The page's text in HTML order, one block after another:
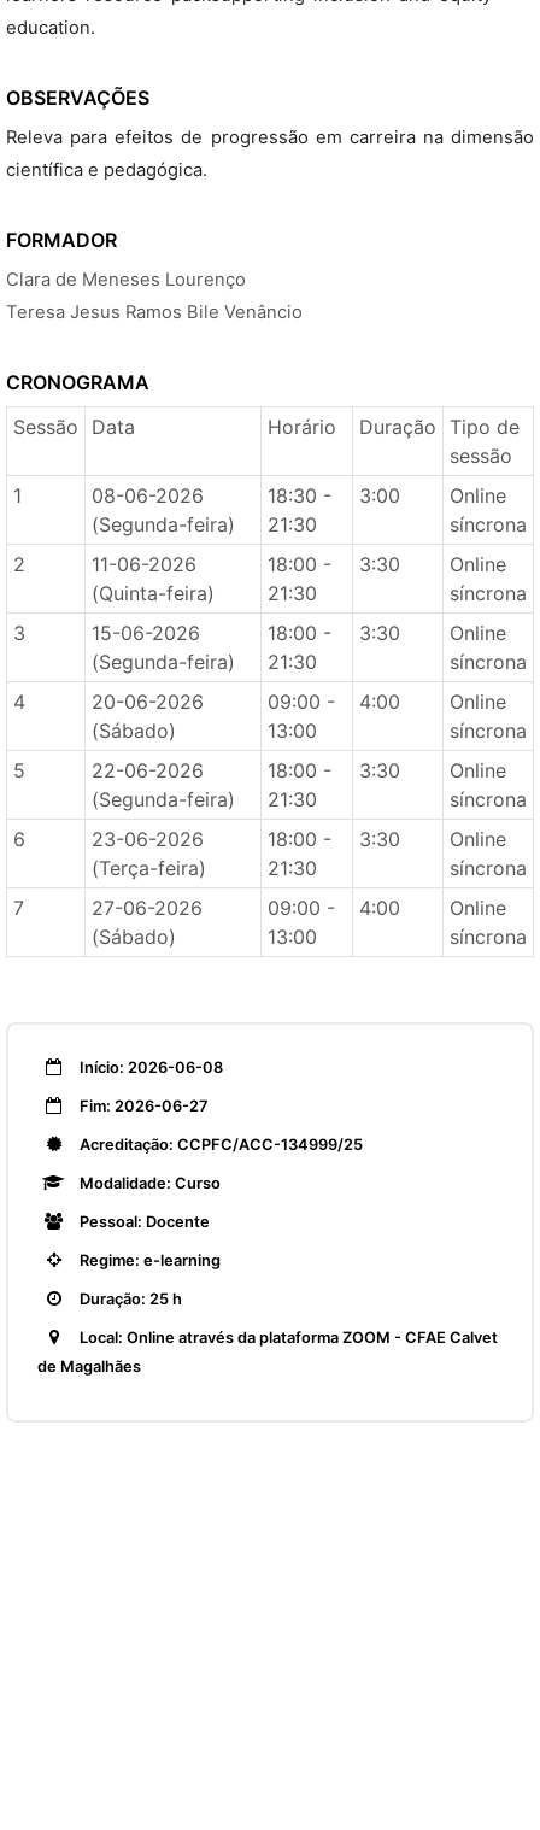
education.
OBSERVAÇÕES
Releva para efeitos de progressão em carreira na dimensão
científica e pedagógica.
FORMADOR
Clara de Meneses Lourenço
Teresa Jesus Ramos Bile Venâncio
CRONOGRAMA
Sessão
Data Horário Duração Tipo de
sessão
1
08-06-2026
(Segunda-feira)
18:30 -
21:30
3:00
Online
síncrona
2
11-06-2026
(Quinta-feira)
18:00 -
21:30
3:30
Online
síncrona
3
15-06-2026
(Segunda-feira)
18:00 -
21:30
3:30
Online
síncrona
4
20-06-2026
(Sábado)
09:00 -
13:00
4:00
Online
síncrona
5
22-06-2026
(Segunda-feira)
18:00 -
21:30
3:30
Online
síncrona
6
23-06-2026
(Terça-feira)
18:00 -
21:30
3:30
Online
síncrona
7
27-06-2026
(Sábado)
09:00 -
13:00
4:00
Online
síncrona
Início: 2026-06-08
Fim: 2026-06-27
Acreditação: CCPFC/ACC-134999/25
Modalidade: Curso
Pessoal: Docente
Regime: e-learning
Duração: 25 h
Local: Online através da plataforma ZOOM - CFAE Calvet
de Magalhães